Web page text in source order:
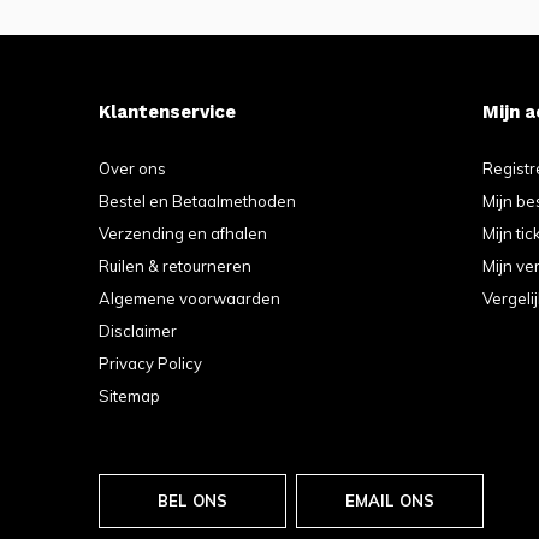
Klantenservice
Over ons
Bestel en Betaalmethoden
Verzending en afhalen
Ruilen & retourneren
Algemene voorwaarden
Disclaimer
Privacy Policy
Sitemap
Mijn
Mijn
Mijn
Mijn
BEL ONS EMAIL ONS